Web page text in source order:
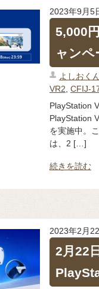
2023年9月5
5,000
ャンペ
よしおく
VR2, CFIJ-
PlayStation
PlayStation
を実施中。
は、2 […]
続きを読む
2023年2月
2月22